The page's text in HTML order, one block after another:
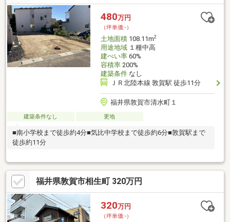
480万円
（坪単価:-）
土地面積108.11m2
用途地域１種中高
建ぺい率60%
容積率200%
建築条件なし
ＪＲ北陸本線 敦賀駅 徒歩11分
福井県敦賀市清水町１
建築条件なし 更地
■南小学校まで徒歩約4分■気比中学校まで徒歩約6分■敦賀駅まで
徒歩約11分
福井県敦賀市相生町 320万円
320万円
（坪単価:-）